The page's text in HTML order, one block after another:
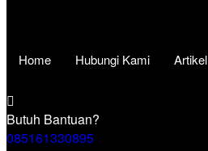
Home Hubungi Kami Artikel
Butuh Bantuan?
085161330895